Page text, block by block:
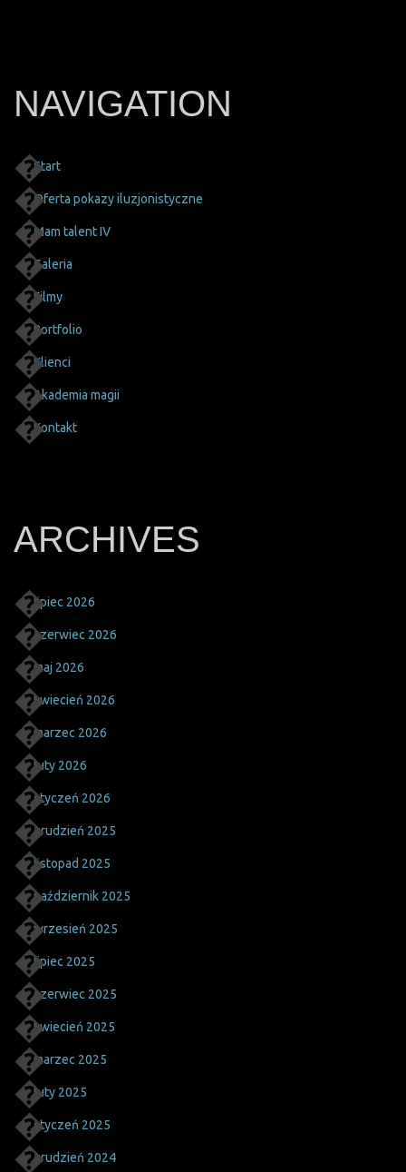
NAVIGATION
Start
Oferta pokazy iluzjonistyczne
Mam talent IV
Galeria
Filmy
Portfolio
Klienci
Akademia magii
Kontakt
ARCHIVES
lipiec 2026
czerwiec 2026
maj 2026
kwiecień 2026
marzec 2026
luty 2026
styczeń 2026
grudzień 2025
listopad 2025
październik 2025
wrzesień 2025
lipiec 2025
czerwiec 2025
kwiecień 2025
marzec 2025
luty 2025
styczeń 2025
grudzień 2024